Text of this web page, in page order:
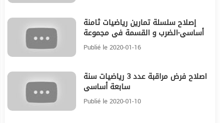
إصلاح سلسلة تمارين رياضيات ثامنة
أساسي-الضرب و القسمة في مجموعة
الأعداد الكسرية
Publié le 2020-01-16
اصلاح فرض مراقبة عدد 3 رياضيات سنة
سابعة أساسي
Publié le 2020-01-10